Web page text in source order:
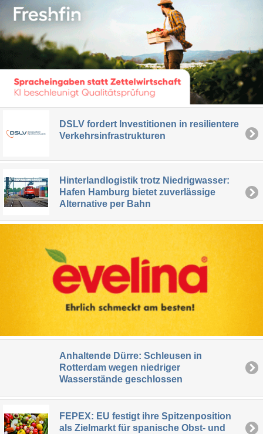
DSLV fordert Investitionen in resilientere
Verkehrsinfrastrukturen
Hinterlandlogistik trotz Niedrigwasser:
Hafen Hamburg bietet zuverlässige
Alternative per Bahn
Anhaltende Dürre: Schleusen in
Rotterdam wegen niedriger
Wasserstände geschlossen
FEPEX: EU festigt ihre Spitzenposition
als Zielmarkt für spanische Obst- und